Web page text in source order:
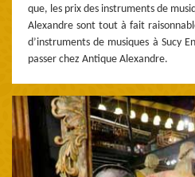
que, les prix des instruments de
Alexandre sont tout à fait
d’instruments de musiques à Sucy
passer chez Antique Alexandre.